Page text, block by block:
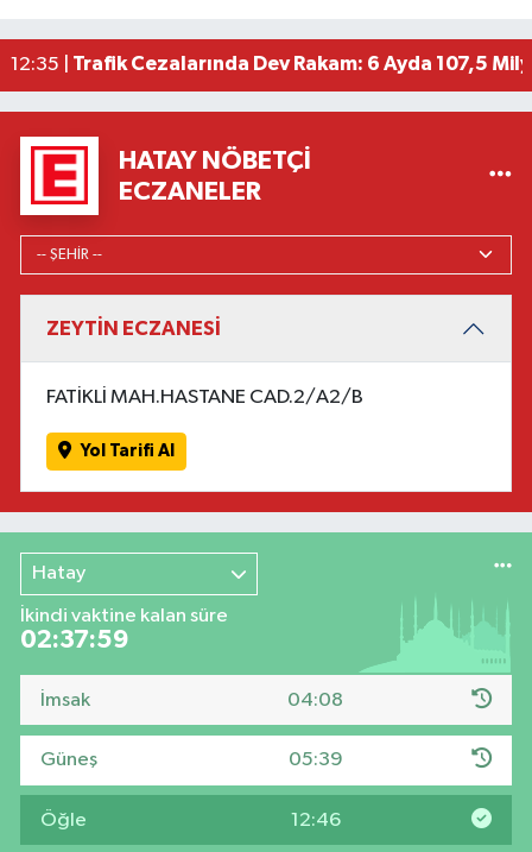
12:35 | Trafik Cezalarında Dev Rakam: 6 Ayda 107,5
HATAY NÖBETÇI
ECZANELER
ZEYTİN ECZANESİ
FATİKLİ MAH.HASTANE CAD.2/A2/B
Yol Tarifi Al
Hatay
İkindi vaktine kalan süre
02:37:58
İmsak 04:08
Güneş 05:39
Öğle 12:46